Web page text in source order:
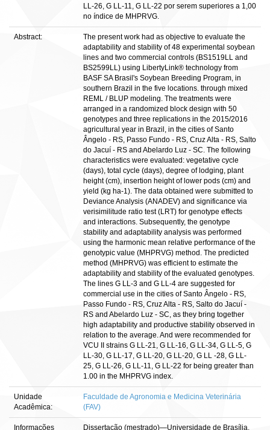
LL-26, G LL-11, G LL-22 por serem superiores a 1,00
no índice de MHPRVG.
Abstract:
The present work had as objective to evaluate the
adaptability and stability of 48 experimental soybean
lines and two commercial controls (BS1519LL and
BS2599LL) using LibertyLink® technology from
BASF SA Brasil's Soybean Breeding Program, in
southern Brazil in the five locations. through mixed
REML / BLUP modeling. The treatments were
arranged in a randomized block design with 50
genotypes and three replications in the 2015/2016
agricultural year in Brazil, in the cities of Santo
Ângelo - RS, Passo Fundo - RS, Cruz Alta - RS, Salto
do Jacuí - RS and Abelardo Luz - SC. The following
characteristics were evaluated: vegetative cycle
(days), total cycle (days), degree of lodging, plant
height (cm), insertion height of lower pods (cm) and
yield (kg ha-1). The data obtained were submitted to
Deviance Analysis (ANADEV) and significance via
verisimilitude ratio test (LRT) for genotype effects
and interactions. Subsequently, the genotype
stability and adaptability analysis was performed
using the harmonic mean relative performance of the
genotypic value (MHPRVG) method. The predicted
method (MHPRVG) was efficient to estimate the
adaptability and stability of the evaluated genotypes.
The lines G LL-3 and G LL-4 are suggested for
commercial use in the cities of Santo Ângelo - RS,
Passo Fundo - RS, Cruz Alta - RS, Salto do Jacuí -
RS and Abelardo Luz - SC, as they bring together
high adaptability and productive stability observed in
relation to the average. And were recommended for
VCU II strains G LL-21, G LL-16, G LL-34, G LL-5, G
LL-30, G LL-17, G LL-20, G LL-20, G LL -28, G LL-
25, G LL-26, G LL-11, G LL-22 for being greater than
1.00 in the MHPRVG index.
Unidade
Acadêmica:
Faculdade de Agronomia e Medicina Veterinária
(FAV)
Informações Dissertação (mestrado)—Universidade de Brasília,